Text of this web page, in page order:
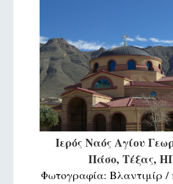
Ιερός Ναός Αγίου
Πάσο, Τέξας,
Φωτογραφία: Βλαντιμίρ /